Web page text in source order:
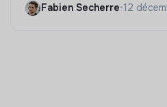
Fabien Secherre•12